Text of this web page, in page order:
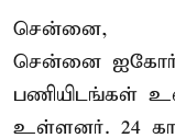
சென்னை,
சென்னை
பணியிடங்கள்
உள்ளனர். 24